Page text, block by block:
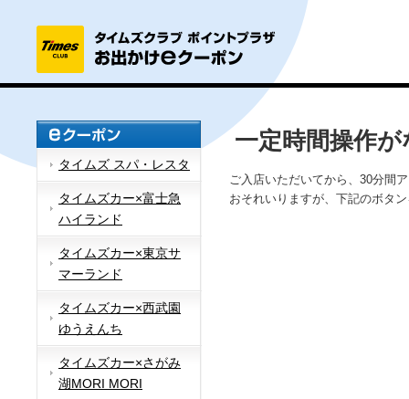
タイムズ スパ・レスタ
タイムズカー×富士急
ハイランド
タイムズカー×東京サ
マーランド
タイムズカー×西武園
ゆうえんち
タイムズカー×さがみ
湖MORI MORI
一定時間操作
ご入店いただいてから、30分間
おそれいりますが、下記のボタ